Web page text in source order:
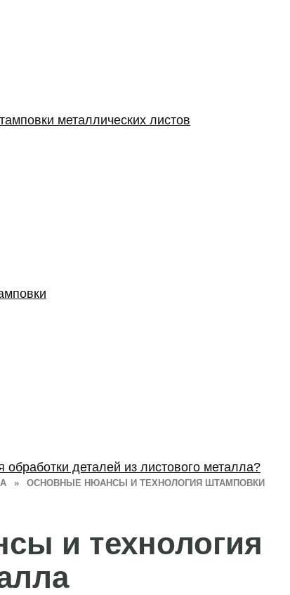
»
ОСНОВНЫЕ НЮАНСЫ И ТЕХНОЛОГИЯ ШТАМПОВКИ
и технология
металлических листов
деталей из листового металла?